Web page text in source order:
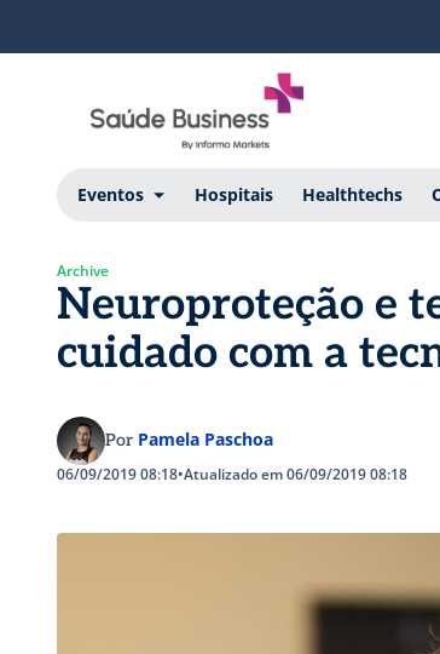
Eventos Hospitais Healthtechs
Archive
Neuroproteção e
cuidado com a
Por Pamela Paschoa
06/09/2019 08:18•Atualizado em 06/09/2019 08:18